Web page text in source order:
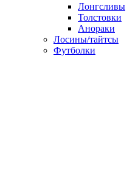
Лонгсливы
Толстовки
Анораки
Лосины/тайтсы
Футболки